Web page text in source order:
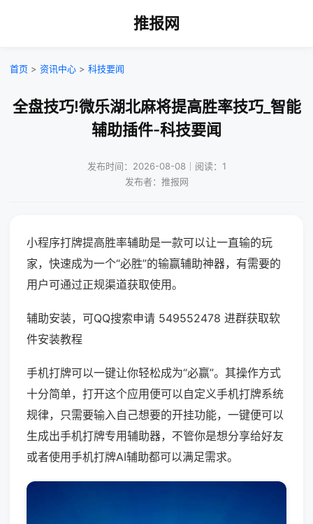
推报网
首页 > 资讯中心 > 科技要闻
全盘技巧!微乐湖北麻将提高胜率技巧_智能
辅助插件-科技要闻
发布时间：2026-08-08｜阅读：1
发布者：推报网
小程序打牌提高胜率辅助是一款可以让一直输的玩
家，快速成为一个“必胜”的输赢辅助神器，有需要的
用户可通过正规渠道获取使用。
辅助安装，可QQ搜索申请 549552478 进群获取软
件安装教程
手机打牌可以一键让你轻松成为“必赢”。其操作方式
十分简单，打开这个应用便可以自定义手机打牌系统
规律，只需要输入自己想要的开挂功能，一键便可以
生成出手机打牌专用辅助器，不管你是想分享给好友
或者使用手机打牌AI辅助都可以满足需求。